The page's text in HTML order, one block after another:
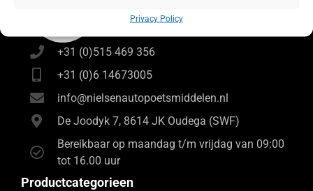
Privacy Policy
+31 (0)515 469 356
+31 (0)6 14673005
info@nielsenautopoetsmiddelen.nl
De Joodyk 7, 8614 JK Oudega (SWF)
Bereikbaar op maandag t/m vrijdag van 09:00
tot 16.00 uur
Productcategorieen